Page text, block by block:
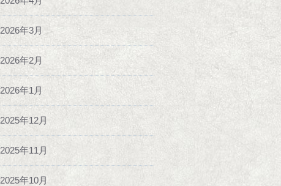
2026年3月
2026年2月
2026年1月
2025年12月
2025年11月
2025年10月